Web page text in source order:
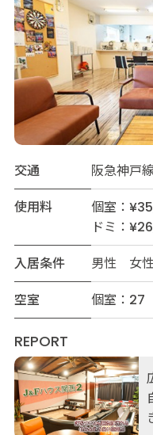
交通
阪急神戸
使用料
個室：
ドミ：
入居条件
男性 女
空室
個室：27
REPORT